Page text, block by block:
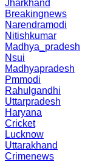
Jharkhand
Breakingnews
Narendramodi
Nitishkumar
Madhya_pradesh
Nsui
Madhyapradesh
Pmmodi
Rahulgandhi
Uttarpradesh
Haryana
Cricket
Lucknow
Uttarakhand
Crimenews